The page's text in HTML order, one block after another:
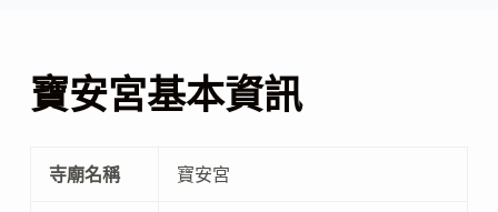
寶安宮基本資訊
寺廟名稱 寶安宮